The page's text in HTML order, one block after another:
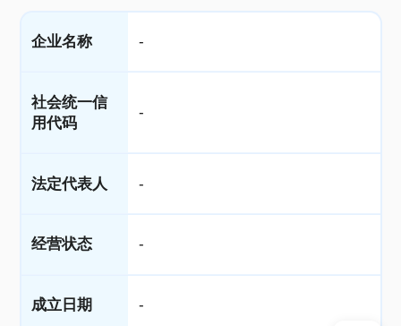
企业名称 -
社会统一信
用代码
-
法定代表人 -
经营状态 -
成立日期 -